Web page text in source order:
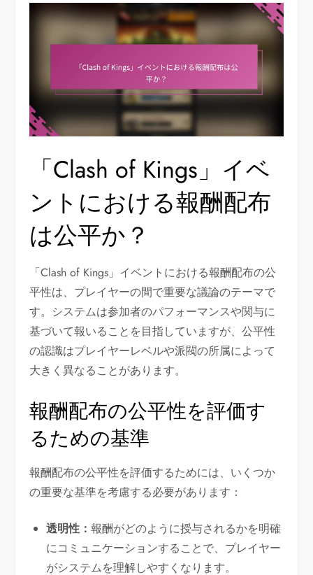
「Clash of Kings」イベ
ントにおける報酬配布
は公平か？
「Clash of Kings」イベントにおける報酬配布の公
平性は、プレイヤーの間で重要な議論のテーマで
す。システムは参加者のパフォーマンスや関与に
基づいて報いることを目指していますが、公平性
の認識はプレイヤーレベルや派閥の所属によって
大きく異なることがあります。
報酬配布の公平性を評価す
るための基準
報酬配布の公平性を評価するためには、いくつか
の重要な基準を考慮する必要があります：
透明性：報酬がどのように授与されるかを明確
にコミュニケーションすることで、プレイヤー
がシステムを理解しやすくなります。